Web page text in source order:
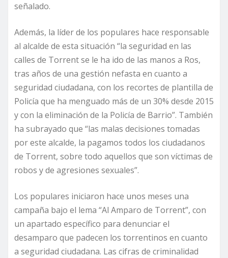
señalado.
Además, la líder de los populares hace responsable
al alcalde de esta situación “la seguridad en las
calles de Torrent se le ha ido de las manos a Ros,
tras años de una gestión nefasta en cuanto a
seguridad ciudadana, con los recortes de plantilla de
Policía que ha menguado más de un 30% desde 2015
y con la eliminación de la Policía de Barrio”. También
ha subrayado que “las malas decisiones tomadas
por este alcalde, la pagamos todos los ciudadanos
de Torrent, sobre todo aquellos que son víctimas de
robos y de agresiones sexuales”.
Los populares iniciaron hace unos meses una
campaña bajo el lema “Al Amparo de Torrent”, con
un apartado específico para denunciar el
desamparo que padecen los torrentinos en cuanto
a seguridad ciudadana. Las cifras de criminalidad